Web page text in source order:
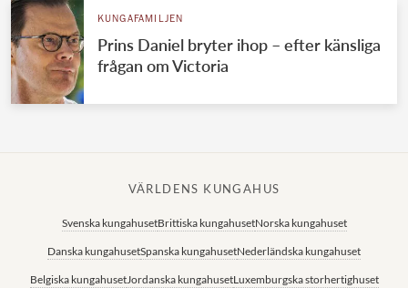
KUNGAFAMILJEN
Prins Daniel bryter ihop – efter känsliga
frågan om Victoria
VÄRLDENS KUNGAHUS
Svenska kungahusetBrittiska kungahusetNorska kungahuset
Danska kungahusetSpanska kungahusetNederländska kungahuset
Belgiska kungahusetJordanska kungahusetLuxemburgska storhertighuset